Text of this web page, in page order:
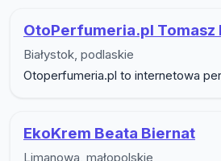
OtoPerfumeria.pl Tomasz
Białystok, podlaskie
Otoperfumeria.pl to internetowa
EkoKrem Beata Biernat
Limanowa, małopolskie